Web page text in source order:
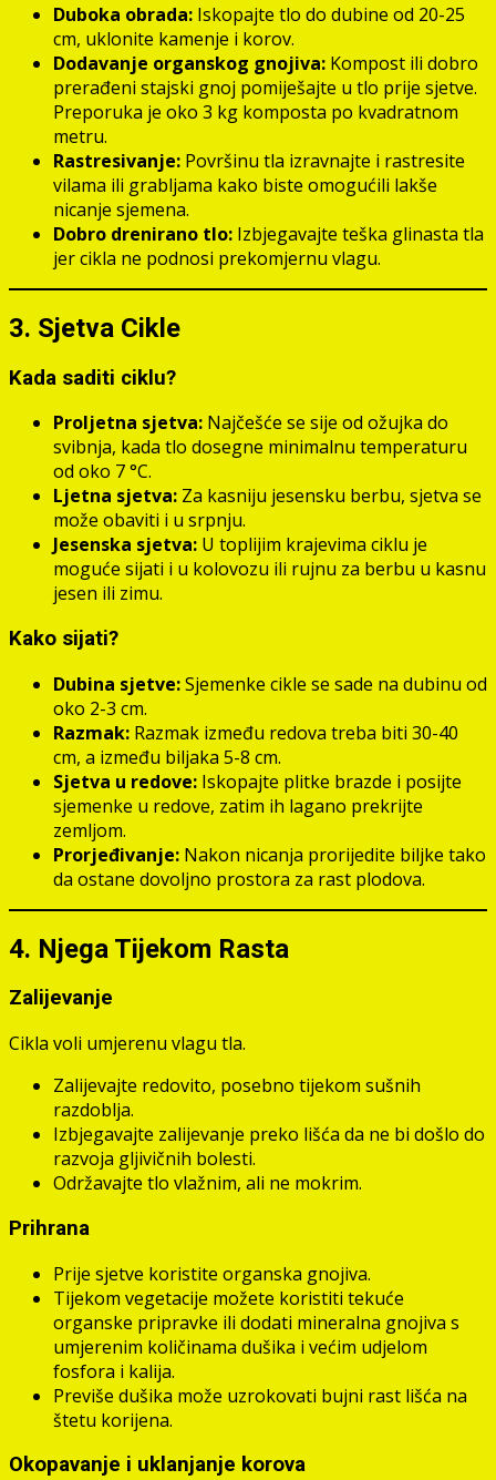
Duboka obrada: Iskopajte tlo do dubine od 20-25
cm, uklonite kamenje i korov.
Dodavanje organskog gnojiva: Kompost ili dobro
prerađeni stajski gnoj pomiješajte u tlo prije sjetve.
Preporuka je oko 3 kg komposta po kvadratnom
metru.
Rastresivanje: Površinu tla izravnajte i rastresite
vilama ili grabljama kako biste omogućili lakše
nicanje sjemena.
Dobro drenirano tlo: Izbjegavajte teška glinasta tla
jer cikla ne podnosi prekomjernu vlagu.
3. Sjetva Cikle
Kada saditi ciklu?
Proljetna sjetva: Najčešće se sije od ožujka do
svibnja, kada tlo dosegne minimalnu temperaturu
od oko 7 °C.
Ljetna sjetva: Za kasniju jesensku berbu, sjetva se
može obaviti i u srpnju.
Jesenska sjetva: U toplijim krajevima ciklu je
moguće sijati i u kolovozu ili rujnu za berbu u kasnu
jesen ili zimu.
Kako sijati?
Dubina sjetve:Sjemenke cikle se sade na dubinu od
oko 2-3 cm.
Razmak: Razmak između redova treba biti 30-40
cm, a između biljaka 5-8 cm.
Sjetva u redove: Iskopajte plitke brazde i posijte
sjemenke u redove, zatim ih lagano prekrijte
zemljom.
Prorjeđivanje: Nakon nicanja prorijedite biljke tako
da ostane dovoljno prostora za rast plodova.
4. Njega Tijekom Rasta
Zalijevanje
Cikla voli umjerenu vlagu tla.
Zalijevajte redovito, posebno tijekom sušnih
razdoblja.
Izbjegavajte zalijevanje preko lišća da ne bi došlo do
razvoja gljivičnih bolesti.
Održavajte tlo vlažnim, ali ne mokrim.
Prihrana
Prije sjetve koristite organska gnojiva.
Tijekom vegetacije možete koristiti tekuće
organske pripravke ili dodati mineralna gnojiva s
umjerenim količinama dušika i većim udjelom
fosfora i kalija.
Previše dušika može uzrokovati bujni rast lišća na
štetu korijena.
Okopavanje i uklanjanje korova